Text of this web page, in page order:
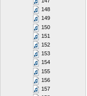
148
149
150
151
152
153
154
155
156
157